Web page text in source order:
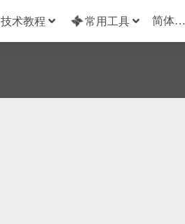
技术教程 常用工具